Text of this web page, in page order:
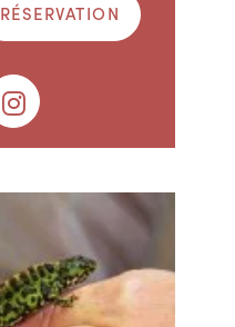
RÉSERVATION